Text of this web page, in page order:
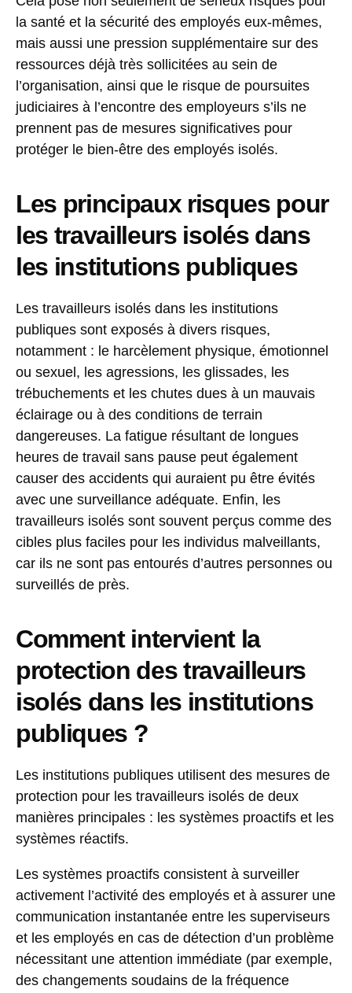
la santé et la sécurité des employés eux-mêmes,
mais aussi une pression supplémentaire sur des
ressources déjà très sollicitées au sein de
l’organisation, ainsi que le risque de poursuites
judiciaires à l’encontre des employeurs s’ils ne
prennent pas de mesures significatives pour
protéger le bien-être des employés isolés.
Les principaux risques pour
les travailleurs isolés dans
les institutions publiques
Les travailleurs isolés dans les institutions
publiques sont exposés à divers risques,
notamment : le harcèlement physique, émotionnel
ou sexuel, les agressions, les glissades, les
trébuchements et les chutes dues à un mauvais
éclairage ou à des conditions de terrain
dangereuses. La fatigue résultant de longues
heures de travail sans pause peut également
causer des accidents qui auraient pu être évités
avec une surveillance adéquate. Enfin, les
travailleurs isolés sont souvent perçus comme des
cibles plus faciles pour les individus malveillants,
car ils ne sont pas entourés d’autres personnes ou
surveillés de près.
Comment intervient la
protection des travailleurs
isolés dans les institutions
publiques ?
Les institutions publiques utilisent des mesures de
protection pour les travailleurs isolés de deux
manières principales : les systèmes proactifs et les
systèmes réactifs.
Les systèmes proactifs consistent à surveiller
activement l’activité des employés et à assurer une
communication instantanée entre les superviseurs
et les employés en cas de détection d’un problème
nécessitant une attention immédiate (par exemple,
des changements soudains de la fréquence